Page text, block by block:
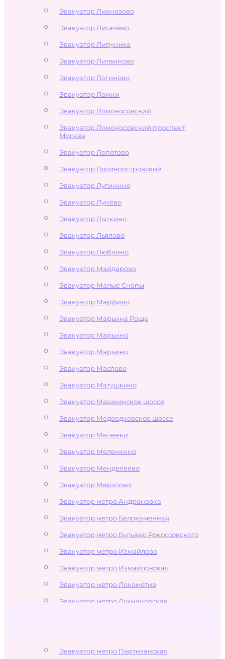
Эвакуатор Лианозово
Эвакуатор Лигачёво
Эвакуатор Липуниха
Эвакуатор Литвиново
Эвакуатор Логиново
Эвакуатор Ложки
Эвакуатор Ломоносовский
Эвакуатор Ломоносовский проспект
Москва
Эвакуатор Лопотово
Эвакуатор Лосиноостровский
Эвакуатор Лугинино
Эвакуатор Лунёво
Эвакуатор Лыткино
Эвакуатор Льялово
Эвакуатор Люблино
Эвакуатор Майдарово
Эвакуатор Малые Снопы
Эвакуатор Марфино
Эвакуатор Марьина Роща
Эвакуатор Марьино
Эвакуатор Марьино
Эвакуатор Маслово
Эвакуатор Матушкино
Эвакуатор Машкинское шоссе
Эвакуатор Медведковское шоссе
Эвакуатор Меленки
Эвакуатор Мелечкино
Эвакуатор Менделеево
Эвакуатор Мерзлово
Эвакуатор метро Андроновка
Эвакуатор метро Белокаменная
Эвакуатор метро Бульвар Рокоссовского
Эвакуатор метро Измайлово
Эвакуатор метро Измайловская
Эвакуатор метро Локомотив
Эвакуатор метро Лухмановская
Эвакуатор метро Партизанская